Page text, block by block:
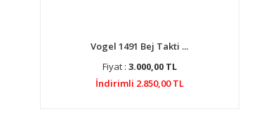
Vogel 1491 Bej Takti ...
Fiyat : 3.000,00 TL
İndirimli 2.850,00 TL